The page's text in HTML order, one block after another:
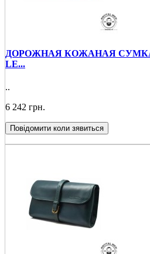
ДОРОЖНАЯ КОЖАНАЯ СУМКА
LE...
..
6 242 грн.
Повідомити коли зявиться